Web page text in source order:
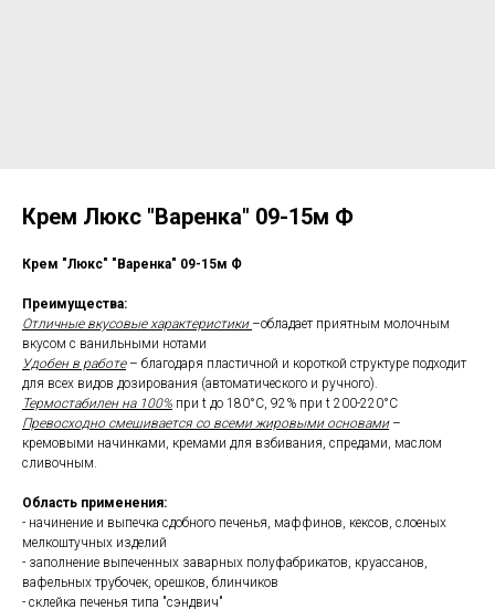
Крем Люкс "Варенка" 09-15м Ф
Крем "Люкс" "Варенка" 09-15м Ф
Преимущества:
Отличные вкусовые характеристики –обладает приятным молочным
вкусом с ванильными нотами
Удобен в работе – благодаря пластичной и короткой структуре подходит
для всех видов дозирования (автоматического и ручного).
Термостабилен на 100% при t до 180°С, 92% при t 200-220°С
Превосходно смешивается со всеми жировыми основами–
кремовыми начинками, кремами для взбивания, спредами, маслом
сливочным.
Область применения:
- начинение и выпечка сдобного печенья, маффинов, кексов, слоеных
мелкоштучных изделий
- заполнение выпеченных заварных полуфабрикатов, круассанов,
вафельных трубочек, орешков, блинчиков
- склейка печенья типа "сэндвич"